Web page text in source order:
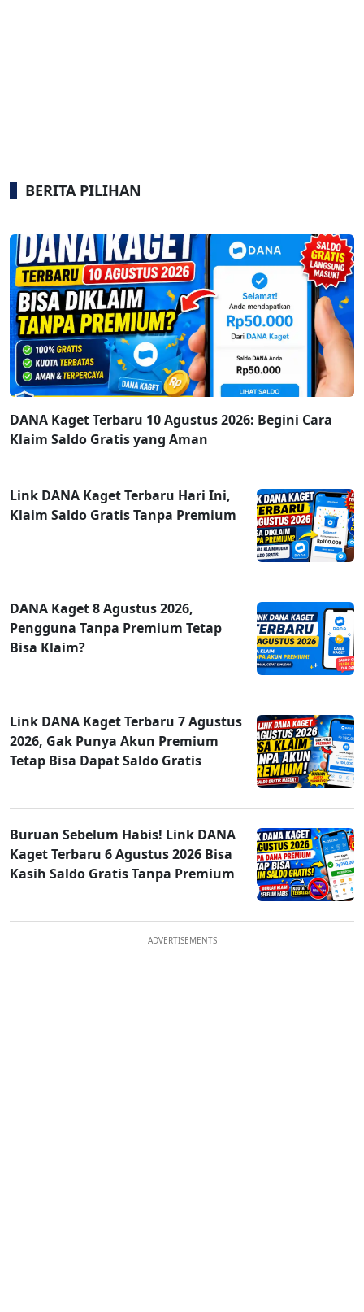
BERITA PILIHAN
DANA Kaget Terbaru 10 Agustus 2026: Begini Cara
Klaim Saldo Gratis yang Aman
Link DANA Kaget Terbaru Hari Ini,
Klaim Saldo Gratis Tanpa Premium
DANA Kaget 8 Agustus 2026,
Pengguna Tanpa Premium Tetap
Bisa Klaim?
Link DANA Kaget Terbaru 7 Agustus
2026, Gak Punya Akun Premium
Tetap Bisa Dapat Saldo Gratis
Buruan Sebelum Habis! Link DANA
Kaget Terbaru 6 Agustus 2026 Bisa
Kasih Saldo Gratis Tanpa Premium
ADVERTISEMENTS